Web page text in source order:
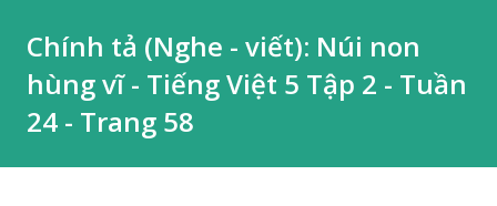
Chính tả (Nghe - viết): Núi non
hùng vĩ - Tiếng Việt 5 Tập 2 - Tuần
24 - Trang 58